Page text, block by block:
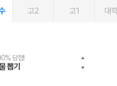
고2 고1 대
당첨!
뽑기
정!
X 올리브
디 캐시백
스쿨
과
발
험권
생 무료혜택!
버십
인
가나눔